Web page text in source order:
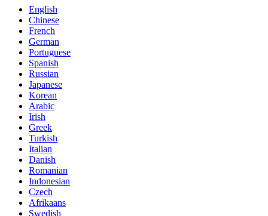
English
Chinese
French
German
Portuguese
Spanish
Russian
Japanese
Korean
Arabic
Irish
Greek
Turkish
Italian
Danish
Romanian
Indonesian
Czech
Afrikaans
Swedish